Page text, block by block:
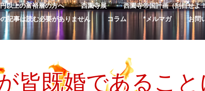
テ
ン
キ
ッ
以上の富裕層の方へ 西園寺展 西園寺帝国計画（刮目せよ
記事は読む必要がありません コラム *メルマガ お問
皆既婚であるこ